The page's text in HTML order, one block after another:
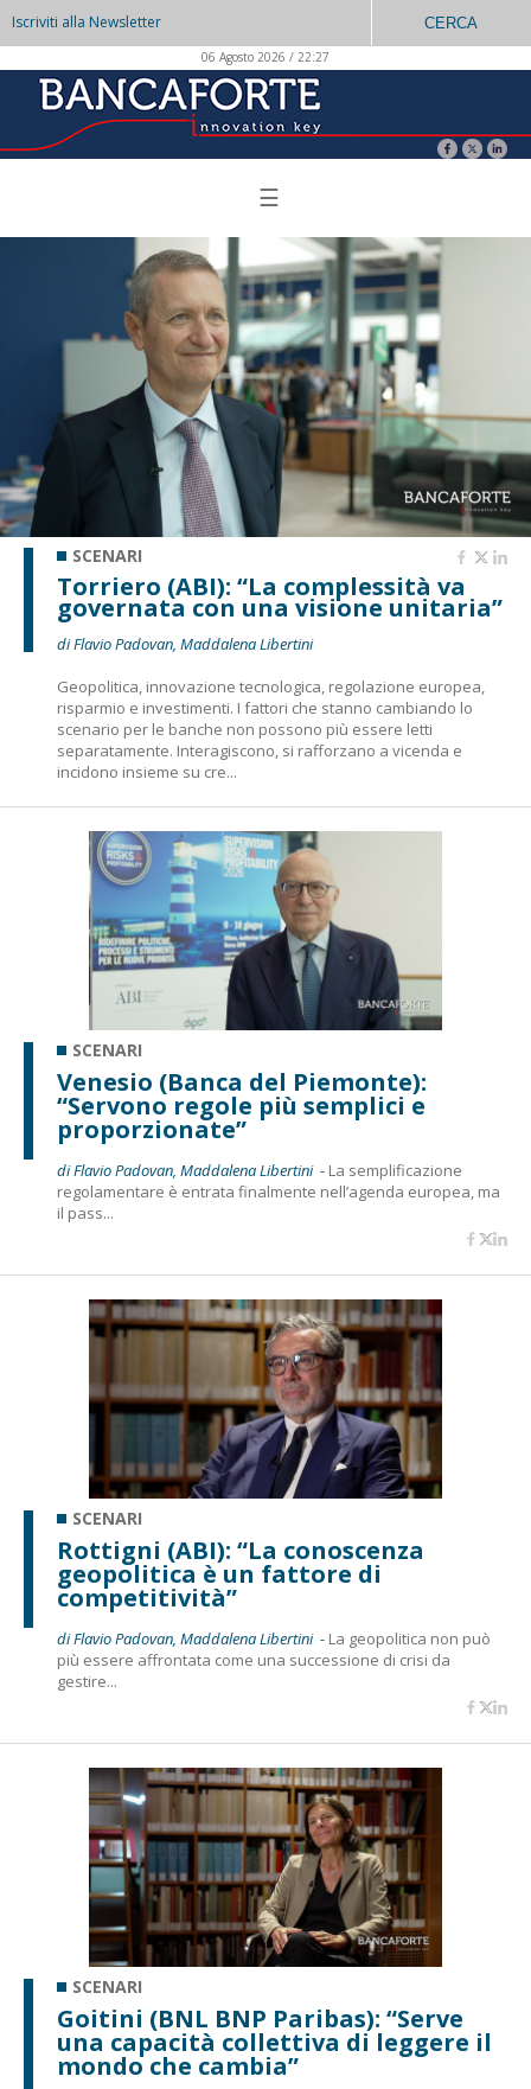
Iscriviti alla Newsletter CERCA
06 Agosto 2026 / 22:27
☰
SCENARI
Torriero (ABI): “La complessità va
governata con una visione unitaria”
di Flavio Padovan, Maddalena Libertini
Geopolitica, innovazione tecnologica, regolazione europea,
risparmio e investimenti. I fattori che stanno cambiando lo
scenario per le banche non possono più essere letti
separatamente. Interagiscono, si rafforzano a vicenda e
incidono insieme su cre...
SCENARI
Venesio (Banca del Piemonte):
“Servono regole più semplici e
proporzionate”
di Flavio Padovan, Maddalena Libertini - La semplificazione
regolamentare è entrata finalmente nell’agenda europea, ma
il pass...
SCENARI
Rottigni (ABI): “La conoscenza
geopolitica è un fattore di
competitività”
di Flavio Padovan, Maddalena Libertini - La geopolitica non può
più essere affrontata come una successione di crisi da
gestire...
SCENARI
Goitini (BNL BNP Paribas): “Serve
una capacità collettiva di leggere il
mondo che cambia”